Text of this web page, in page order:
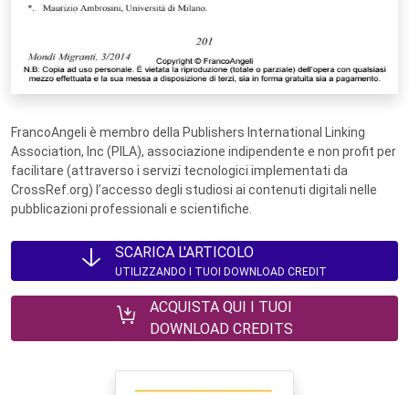
FrancoAngeli è membro della Publishers International Linking
Association, Inc (PILA), associazione indipendente e non profit per
facilitare (attraverso i servizi tecnologici implementati da
CrossRef.org) l’accesso degli studiosi ai contenuti digitali nelle
pubblicazioni professionali e scientifiche.
SCARICA L'ARTICOLO
UTILIZZANDO I TUOI DOWNLOAD CREDIT
ACQUISTA QUI I TUOI
DOWNLOAD CREDITS